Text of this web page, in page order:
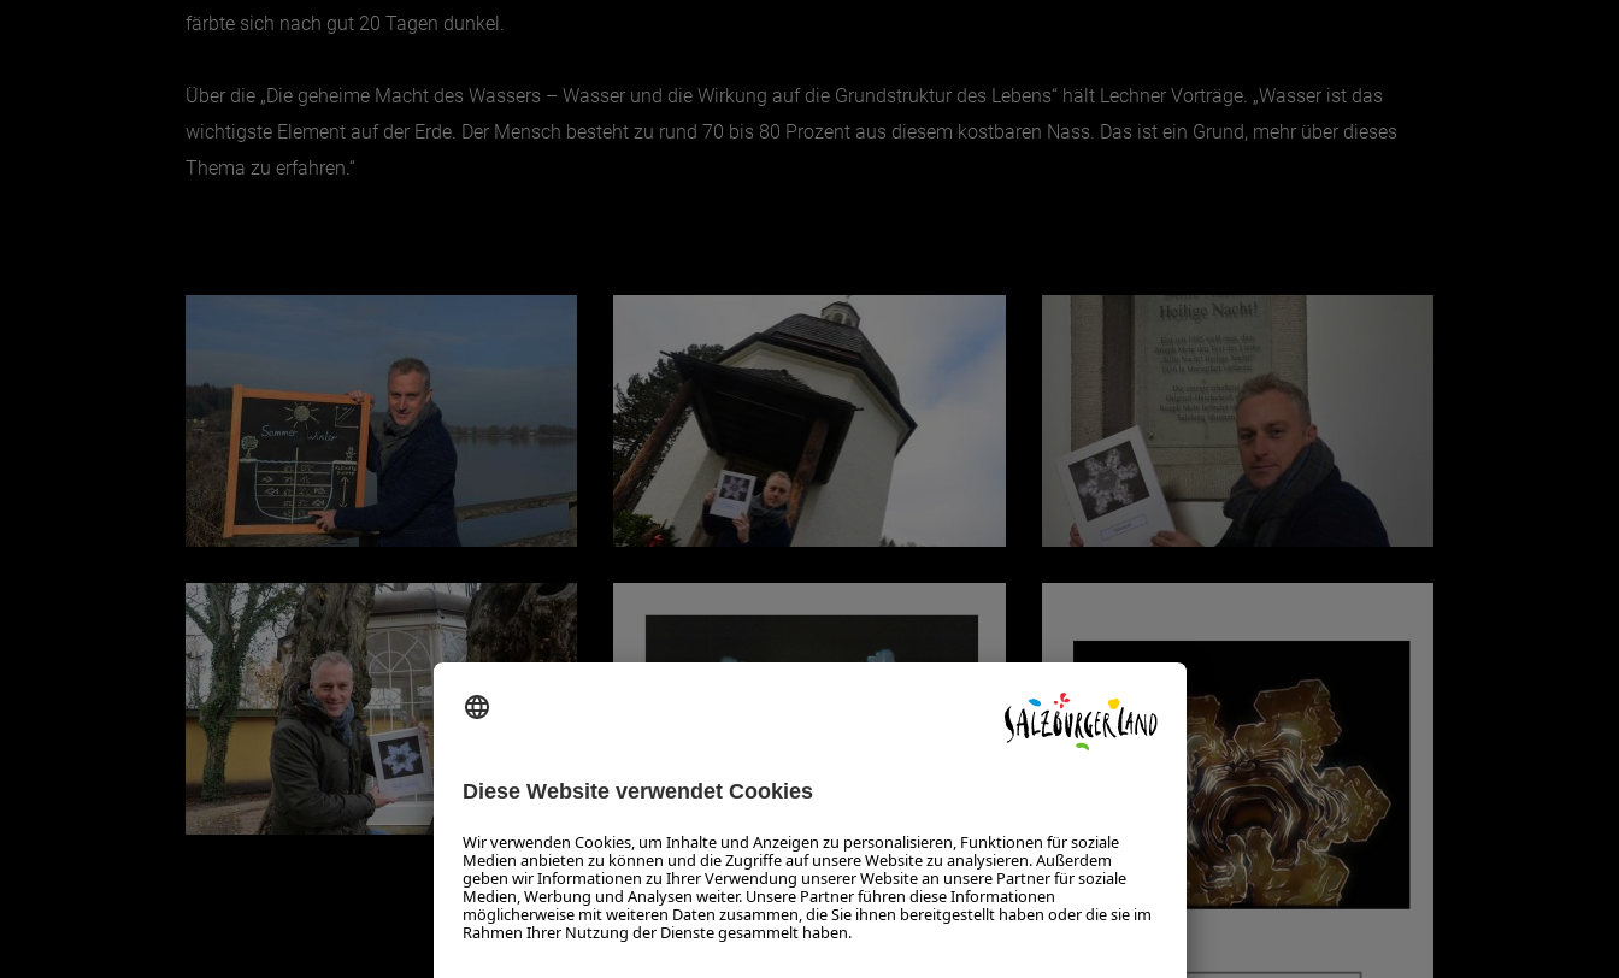
färbte sich nach gut 20 Tagen dunkel.
Über die „Die geheime Macht des Wassers – Wasser und die Wirkung auf die Grundstruktur des Lebens“ hält Lechner Vorträge. „Wasser ist das
wichtigste Element auf der Erde. Der Mensch besteht zu rund 70 bis 80 Prozent aus diesem kostbaren Nass. Das ist ein Grund, mehr über dieses
Thema zu erfahren.“